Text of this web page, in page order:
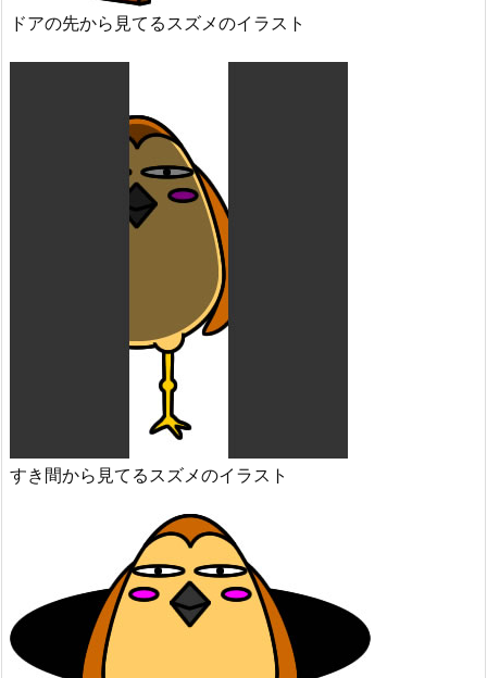
ドアの先から見てるスズメのイラスト
すき間から見てるスズメのイラスト